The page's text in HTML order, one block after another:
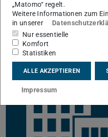
„Matomo“ regelt.
Weitere Informationen zum
in unserer
Nur essentielle
Komfort
Statistiken
ALLE AKZEPTIEREN
Impressum